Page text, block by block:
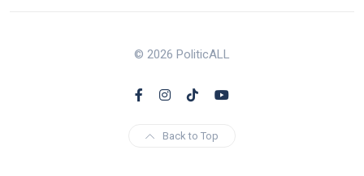
© 2026 PoliticALL
Back to Top